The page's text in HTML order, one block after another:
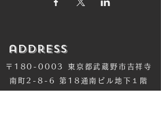
​address
〒180-0003 東京都武蔵野市吉祥寺
南町2-8-6 第18通南ビル地下１階